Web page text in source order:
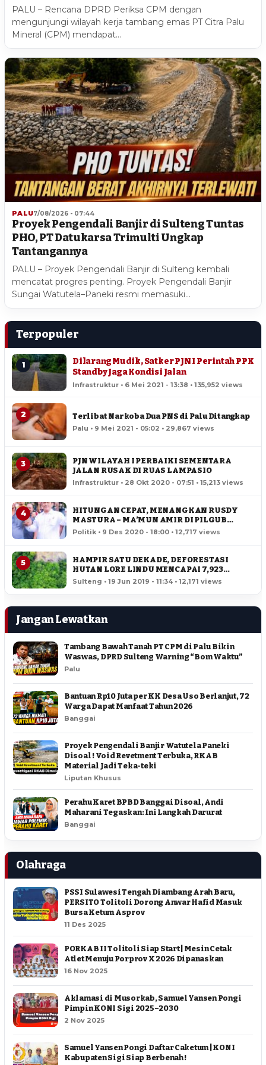
PALU – Rencana DPRD Periksa CPM dengan
mengunjungi wilayah kerja tambang emas PT Citra Palu
Mineral (CPM) mendapat…
PALU7/08/2026 - 07:44
Proyek Pengendali Banjir di Sulteng Tuntas
PHO, PT Datukarsa Trimulti Ungkap
Tantangannya
PALU – Proyek Pengendali Banjir di Sulteng kembali
mencatat progres penting. Proyek Pengendali Banjir
Sungai Watutela–Paneki resmi memasuki…
Terpopuler
1
Dilarang Mudik, Satker PJN I Perintah PPK
Standby Jaga Kondisi Jalan
Infrastruktur • 6 Mei 2021 - 13:38 • 135,952 views
2 Terlibat Narkoba Dua PNS di Palu Ditangkap
Palu • 9 Mei 2021 - 05:02 • 29,867 views
3
PJN WILAYAH I PERBAIKI SEMENTARA
JALAN RUSAK DI RUAS LAMPASIO
Infrastruktur • 28 Okt 2020 - 07:51 • 15,213 views
4
HITUNGAN CEPAT, MENANGKAN RUSDY
MASTURA – MA’MUN AMIR DI PILGUB
SULTENG
Politik • 9 Des 2020 - 18:00 • 12,717 views
5
HAMPIR SATU DEKADE, DEFORESTASI
HUTAN LORE LINDU MENCAPAI 7,923
HEKTAR
Sulteng • 19 Jun 2019 - 11:34 • 12,171 views
Jangan Lewatkan
Tambang Bawah Tanah PT CPM di Palu Bikin
Waswas, DPRD Sulteng Warning “Bom Waktu”
Palu
Bantuan Rp10 Juta per KK Desa Uso Berlanjut, 72
Warga Dapat Manfaat Tahun 2026
Banggai
Proyek Pengendali Banjir Watutela Paneki
Disoal ! Void Revetment Terbuka, RKAB
Material Jadi Teka-teki
Liputan Khusus
Perahu Karet BPBD Banggai Disoal, Andi
Maharani Tegaskan: Ini Langkah Darurat
Banggai
Olahraga
PSSI Sulawesi Tengah Diambang Arah Baru,
PERSITO Tolitoli Dorong Anwar Hafid Masuk
Bursa Ketum Asprov
11 Des 2025
PORKAB II Tolitoli Siap Start | Mesin Cetak
Atlet Menuju Porprov X 2026 Dipanaskan
16 Nov 2025
Aklamasi di Musorkab, Samuel Yansen Pongi
Pimpin KONI Sigi 2025–2030
2 Nov 2025
Samuel Yansen Pongi Daftar Caketum | KONI
Kabupaten Sigi Siap Berbenah !